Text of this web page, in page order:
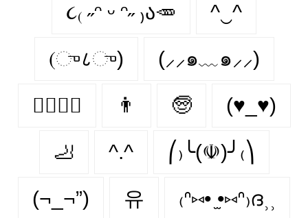
૮₍ ˶ᵔ ᵕ ᵔ˶ ₎ა🥕 ^‿^
(ு८ு) (⸝⸝๑﹏๑⸝⸝)
👩‍❤️‍💋‍👩 👨 🧓 (♥_♥)
🦶 ^.^ ⎛₎╰(☫)╯₍⎞
(¬_¬”) 유 ₍ᐢ⑅• ̫•⑅ᐢ₎ദ⸒⸒